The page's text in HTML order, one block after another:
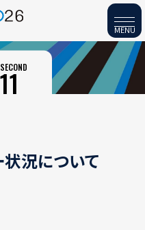
10
SECOND
状況について
MENU